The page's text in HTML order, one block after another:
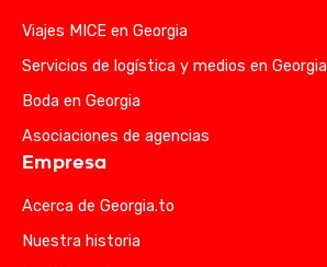
Viajes MICE en Georgia
Servicios de logística y medios en Georgia
Boda en Georgia
Asociaciones de agencias
Empresa
Acerca de Georgia.to
Nuestra historia